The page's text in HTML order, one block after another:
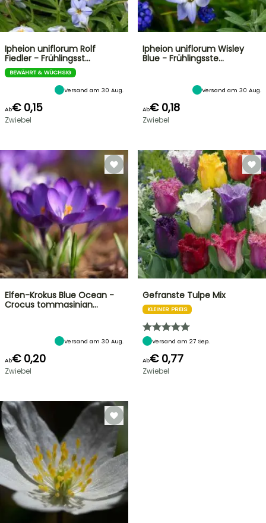
Ipheion uniflorum Rolf
Fiedler - Frühlingsst…
BEWÄHRT & WÜCHSIG
Versand am 30 Aug.
Ab€ 0,15
Zwiebel
Ipheion uniflorum Wisley
Blue - Frühlingsste…
Versand am 30 Aug.
Ab€ 0,18
Zwiebel
Elfen-Krokus Blue Ocean -
Crocus tommasinian…
Versand am 30 Aug.
Ab€ 0,20
Zwiebel
Gefranste Tulpe Mix
KLEINER PREIS
Versand am 27 Sep.
Ab€ 0,77
Zwiebel